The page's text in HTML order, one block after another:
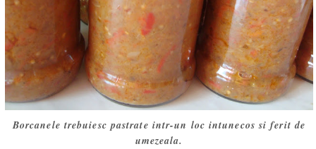
Borcanele trebuiesc pastrate intr-un loc intunecos si ferit de
umezeala.